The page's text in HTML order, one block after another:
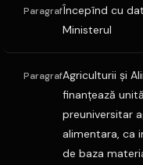
ParagrafÎncepînd cu
Ministerul
ParagrafAgriculturii şi
finanţează
preuniversitar
alimentara, ca
de baza